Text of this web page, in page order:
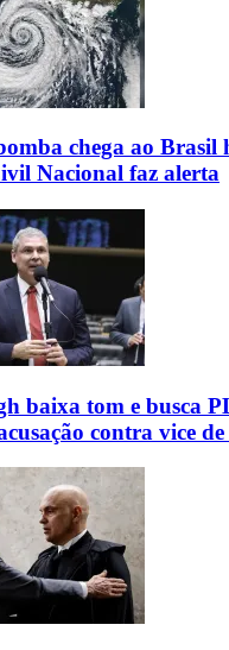
chega ao Brasil
Nacional faz alerta
baixa tom e busca
contra vice